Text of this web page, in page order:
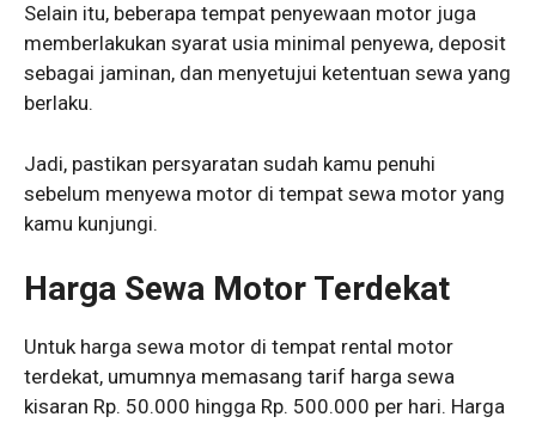
Selain itu, beberapa tempat penyewaan motor juga
memberlakukan syarat usia minimal penyewa, deposit
sebagai jaminan, dan menyetujui ketentuan sewa yang
berlaku.
Jadi, pastikan persyaratan sudah kamu penuhi
sebelum menyewa motor di tempat sewa motor yang
kamu kunjungi.
Harga Sewa Motor Terdekat
Untuk harga sewa motor di tempat rental motor
terdekat, umumnya memasang tarif harga sewa
kisaran Rp. 50.000 hingga Rp. 500.000 per hari. Harga